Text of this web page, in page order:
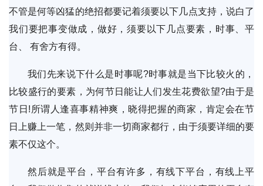
不管是何等凶猛的绝招都要记着须要以下几点支持，说白了
我们要把事变做成，做好，须要以下几点要素，时事、平
台、 有舍方有得。
我们先来说下什么是时事呢?时事就是当下比较火的，
比较盛行的要素，为何节日能让人们发生花费欲望?由于是
节日!所谓人逢喜事精神爽，晓得把握的商家，肯定会在节
日上赚上一笔，然则并非一切商家都行，由于须要详细的要
素不仅这个。
然后就是平台，平台有许多，有线下平台，有线上平